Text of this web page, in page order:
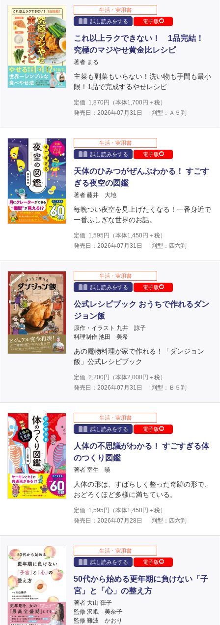
生活・実用書
試し読みをする
電子版
これ以上ラクできない！ 1品完結！
究極のマジやせ黄金比レシピ
著者 まる
主菜も副菜もいらない！洗い物も手間も最小
限！1品で完成するやせレシピ
定価 1,870円（本体1,700円＋税）
発売日：2026年07月31日
判型：Ａ５判
生活・実用書
試し読みをする
電子版
天体のひみつがぜんぶわかる！ すごす
ぎる夜空の図鑑
著者 藤井 大地
毎晩つい夜空を見上げたくなる！一番身近で
一番ふしぎな世界のお話。
定価 1,595 円（本体1,450円＋税）
発売日：2026年07月31日
判型：四六判
生活・実用書
試し読みをする
電子版
公式レシピブック おうちで作れるダン
ジョン飯
原作・イラスト 九井 諒子
料理制作 池田 美希
あの魔物料理が家で作れる！「ダンジョン
飯」公式レシピブック
定価 2,200円（本体2,000円＋税）
発売日：2026年07月31日
判型：Ｂ５判
生活・実用書
試し読みをする
電子版
人体の不思議がわかる！ すごすぎる体
のつくり図鑑
著者 室生 暁
人体の形は、すばらしく整った奇跡の形で、
おどろくほど多様に満ちている。
定価 1,595 円（本体1,450円＋税）
発売日：2026年07月28日
判型：四六判
生活・実用書
試し読みをする
電子版
50代から始める更年期に負けない「子
宮」と「心」の整え方
著者 大山 葎子
監修 沢岻 美奈子
監修 難波 かおり